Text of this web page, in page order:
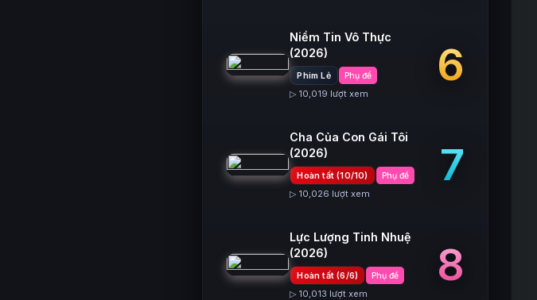
Niềm Tin Vô Thực
(2026)
Phim Lẻ Phụ đề
▷ 10,019 lượt xem
6
Cha Của Con Gái Tôi
(2026)
Hoàn tất (10/10) Phụ đề
▷ 10,026 lượt xem
7
Lực Lượng Tinh Nhuệ
(2026)
Hoàn tất (6/6) Phụ đề
▷ 10,013 lượt xem
8